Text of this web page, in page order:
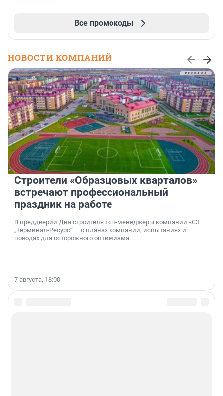
Все промокоды
НОВОСТИ КОМПАНИЙ
Строители «Образцовых кварталов»
встречают профессиональный
праздник на работе
В преддверии Дня строителя топ-менеджеры компании «СЗ
„Терминал-Ресурс“ — о планах компании, испытаниях и
поводах для осторожного оптимизма.
7 августа, 18:00